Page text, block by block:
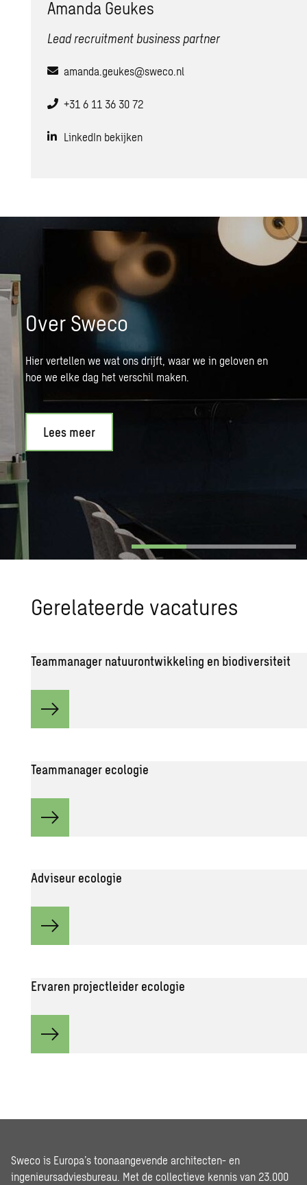
Amanda Geukes
Lead recruitment business partner
amanda.geukes@sweco.nl
+31 6 11 36 30 72
LinkedIn bekijken
Over Sweco
Hier vertellen we wat ons drijft, waar we in geloven en
hoe we elke dag het verschil maken.
Lees meer
Ge­re­la­teer­de va­ca­tu­res
Teammanager natuurontwikkeling en biodiversiteit
Teammanager ecologie
Adviseur ecologie
Ervaren projectleider ecologie
Sweco is Europa’s toonaangevende architecten- en
ingenieursadviesbureau. Met de collectieve kennis van 23.000